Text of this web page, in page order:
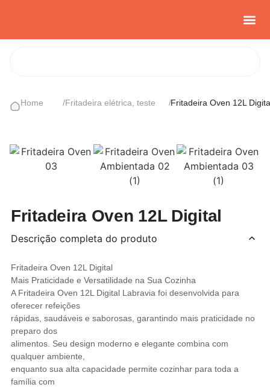
Home /Fritadeira elétrica teste /Fritadeira Oven 12L
Fritadeira Oven 12L Digital
Descrição completa do produto
Fritadeira Oven 12L Digital
Mais Praticidade e Versatilidade na Sua Cozinha
A Fritadeira Oven 12L Digital Labravia foi desenvolvida para
oferecer refeições
rápidas, saudáveis e saborosas, garantindo mais praticidade no
preparo dos
alimentos. Seu design moderno e elegante combina com
qualquer ambiente,
enquanto sua alta capacidade permite cozinhar para toda a
família com